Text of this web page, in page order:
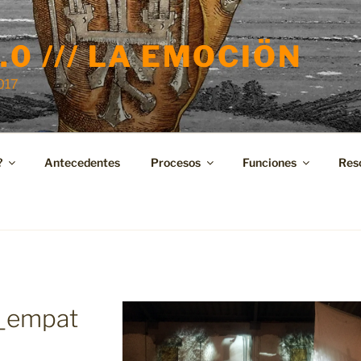
/// LA EMOCIÖN
Antecedentes Procesos Funciones